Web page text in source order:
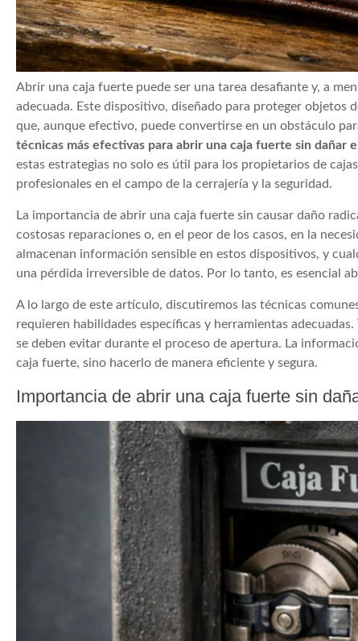
Abrir una caja fuerte puede ser una tarea desafiante y, a
adecuada. Este dispositivo, diseñado para proteger objetos
que, aunque efectivo, puede convertirse en un obstáculo
técnicas más efectivas para abrir una caja fuerte sin dañar
estas estrategias no solo es útil para los propietarios de
profesionales en el campo de la cerrajería y la seguridad.
La importancia de abrir una caja fuerte sin causar daño
costosas reparaciones o, en el peor de los casos, en la
almacenan información sensible en estos dispositivos, y
una pérdida irreversible de datos. Por lo tanto, es esencial
A lo largo de este artículo, discutiremos las técnicas
requieren habilidades específicas y herramientas
se deben evitar durante el proceso de apertura. La
caja fuerte, sino hacerlo de manera eficiente y segura.
Importancia de abrir una caja fuerte sin